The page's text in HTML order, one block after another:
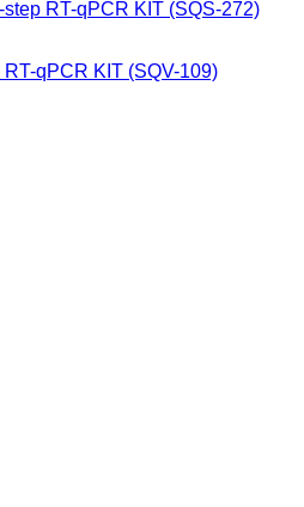
qPCR KIT (SQV-109)